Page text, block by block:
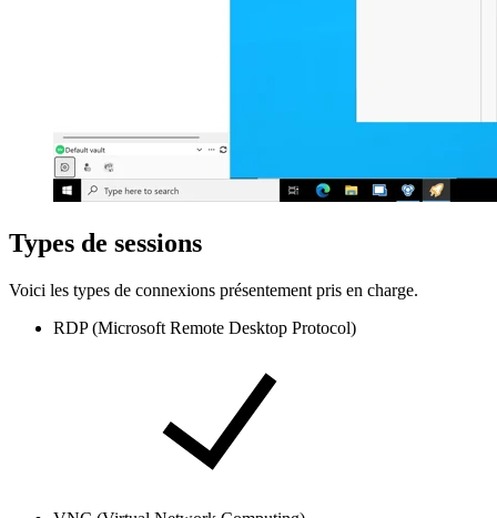
Types de sessions
Voici les types de connexions présentement pris en charge.
RDP (Microsoft Remote Desktop Protocol)